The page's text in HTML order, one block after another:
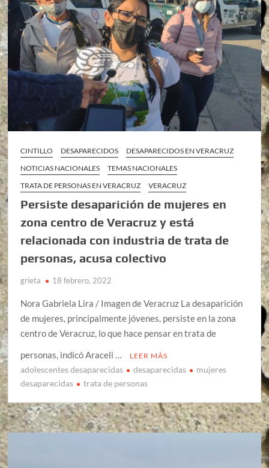
CINTILLO DESAPARECIDOS
DESAPARECIDOS EN VERACRUZ
NOTICIAS NACIONALES
TEMAS NACIONALES
TRATA DE PERSONAS EN VERACRUZ
VERACRUZ
Persiste desaparición de mujeres en
zona centro de Veracruz y está
relacionada con industria de trata de
personas, acusa colectivo
grieta 18 febrero, 2022
Nora Gabriela Lira / Imagen de Veracruz La desaparición
de mujeres, principalmente jóvenes, persiste en la zona
centro de Veracruz, lo que hace pensar en trata de
personas, indicó Araceli …
LEER MÁS
adolescentes desaparecidas desaparecidas
mujeres
desaparecidas
trata de personas